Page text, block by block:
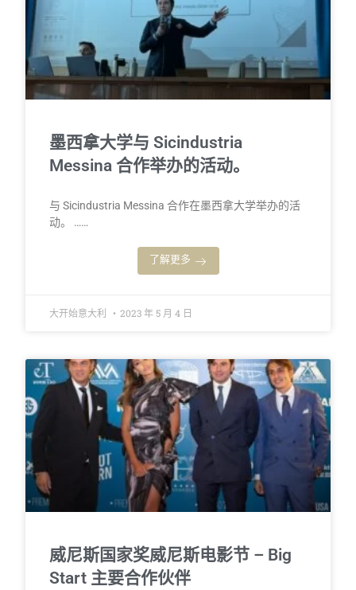
墨西拿大学与 Sicindustria
Messina 合作举办的活动。
与 Sicindustria Messina 合作在墨西拿大学举办的活
动。 ……
了解更多
大开始意大利 2023 年 5 月 4 日
威尼斯国家奖威尼斯电影节 – Big
Start 主要合作伙伴